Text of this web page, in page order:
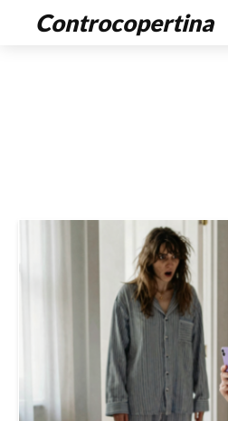
Controcopertina